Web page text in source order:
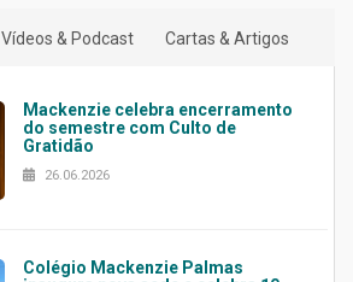
Vídeos & Podcast Cartas & Artigos
Mackenzie celebra encerramento
do semestre com Culto de
Gratidão
26.06.2026
Colégio Mackenzie Palmas